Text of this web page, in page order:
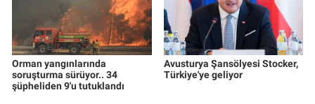
Orman yangınlarında
soruşturma sürüyor.. 34
şüpheliden 9'u tutuklandı
Avusturya Şansölyesi Stocker,
Türkiye'ye geliyor